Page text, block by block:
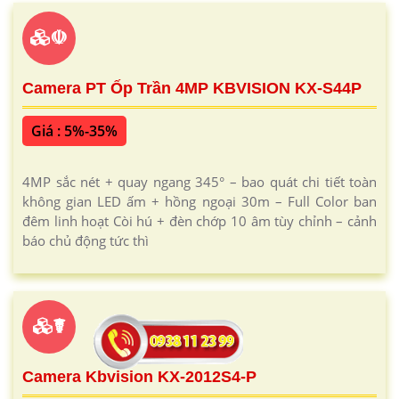
☫
Camera PT Ốp Trần 4MP KBVISION KX-S44P
Giá : 5%-35%
4MP sắc nét + quay ngang 345° – bao quát chi tiết toàn
không gian LED ấm + hồng ngoại 30m – Full Color ban
đêm linh hoạt Còi hú + đèn chớp 10 âm tùy chỉnh – cảnh
báo chủ động tức thì
☤
Camera Kbvision KX-2012S4-P